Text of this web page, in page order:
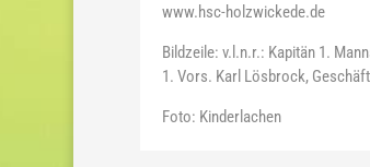
www.hsc-holzwickede.de
Bildzeile: v.l.n.r.: Kapitän 1.
1. Vors. Karl Lösbrock,
Foto: Kinderlachen